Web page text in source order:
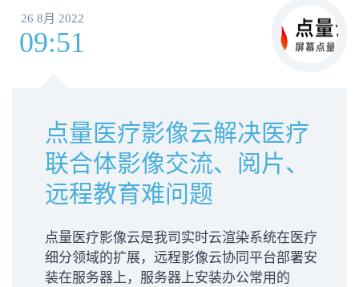
26 8月 2022
09:51
点量医疗影像云解决医疗
联合体影像交流、阅片、
远程教育难问题
点量医疗影像云是我司实时云渲染系统在医疗
细分领域的扩展，远程影像云协同平台部署安
装在服务器上，服务器上安装办公常用的